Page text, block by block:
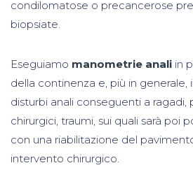
condilomatose o precancerose
biopsiate.
Eseguiamo manometrie anali in
della continenza e, più in generale,
disturbi anali conseguenti a ragadi,
chirurgici, traumi, sui quali sarà poi
con una riabilitazione del
intervento chirurgico.